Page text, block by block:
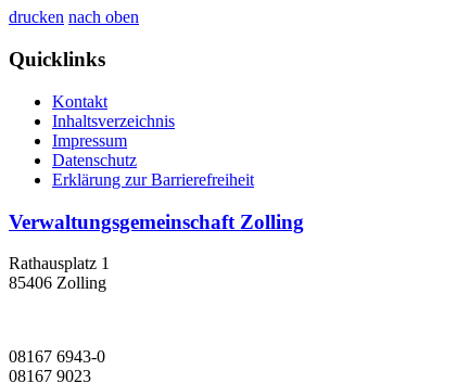
drucken nach oben
Quicklinks
Kontakt
Inhaltsverzeichnis
Impressum
Datenschutz
Erklärung zur Barrierefreiheit
Verwaltungsgemeinschaft Zolling
Rathausplatz 1
85406 Zolling
08167 6943-0
08167 9023